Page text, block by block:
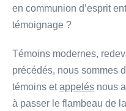
en communion d’esprit
témoignage ?
Témoins modernes,
précédés, nous sommes
témoins etappelés nous
à passer le flambeau de